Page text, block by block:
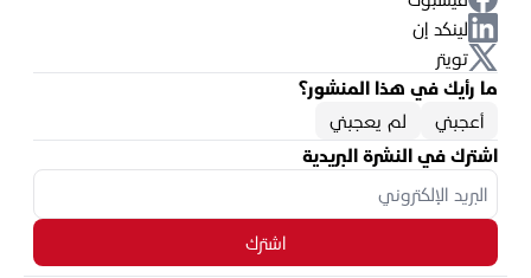
لينكد إن
تويتر
ما رأيك في هذا المنشور؟
أعجبني
لم يعجبني
اشترك في النشرة البريدية
اشترك